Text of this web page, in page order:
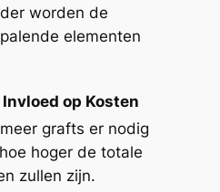
worden de
elementen
Invloed op Kosten
grafts er nodig
hoger de totale
zullen zijn.